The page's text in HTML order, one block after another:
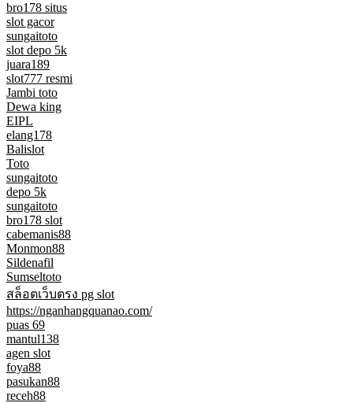
bro178 situs
slot gacor
sungaitoto
slot depo 5k
juara189
slot777 resmi
Jambi toto
Dewa king
EIPL
elang178
Balislot
Toto
sungaitoto
depo 5k
sungaitoto
bro178 slot
cabemanis88
Monmon88
Sildenafil
Sumseltoto
สล็อตเว็บตรง pg slot
https://nganhangquanao.com/
puas 69
mantul138
agen slot
foya88
pasukan88
receh88